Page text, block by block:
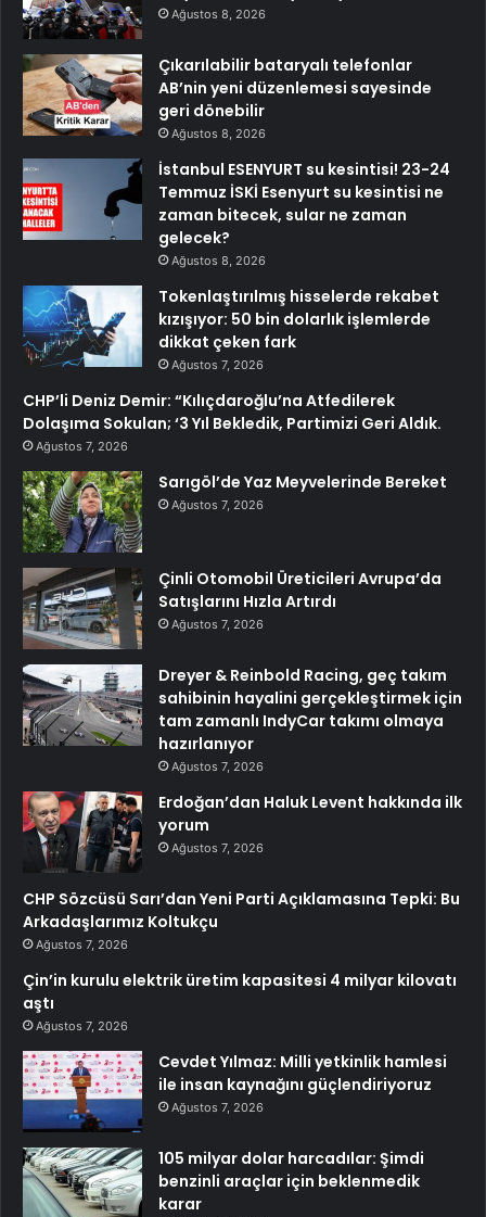
Ağustos 8, 2026
Çıkarılabilir bataryalı telefonlar
AB’nin yeni düzenlemesi sayesinde
geri dönebilir
Ağustos 8, 2026
İstanbul ESENYURT su kesintisi! 23-24
Temmuz İSKİ Esenyurt su kesintisi ne
zaman bitecek, sular ne zaman
gelecek?
Ağustos 8, 2026
Tokenlaştırılmış hisselerde rekabet
kızışıyor: 50 bin dolarlık işlemlerde
dikkat çeken fark
Ağustos 7, 2026
CHP’li Deniz Demir: “Kılıçdaroğlu’na Atfedilerek
Dolaşıma Sokulan; ‘3 Yıl Bekledik, Partimizi Geri Aldık.
Ağustos 7, 2026
Sarıgöl’de Yaz Meyvelerinde Bereket
Ağustos 7, 2026
Çinli Otomobil Üreticileri Avrupa’da
Satışlarını Hızla Artırdı
Ağustos 7, 2026
Dreyer & Reinbold Racing, geç takım
sahibinin hayalini gerçekleştirmek için
tam zamanlı IndyCar takımı olmaya
hazırlanıyor
Ağustos 7, 2026
Erdoğan’dan Haluk Levent hakkında ilk
yorum
Ağustos 7, 2026
CHP Sözcüsü Sarı’dan Yeni Parti Açıklamasına Tepki: Bu
Arkadaşlarımız Koltukçu
Ağustos 7, 2026
Çin’in kurulu elektrik üretim kapasitesi 4 milyar kilovatı
aştı
Ağustos 7, 2026
Cevdet Yılmaz: Milli yetkinlik hamlesi
ile insan kaynağını güçlendiriyoruz
Ağustos 7, 2026
105 milyar dolar harcadılar: Şimdi
benzinli araçlar için beklenmedik
karar